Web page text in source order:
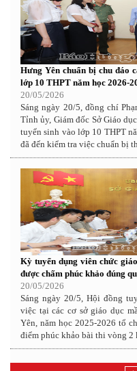
Hưng Yên chuẩn bị chu đáo
lớp 10 THPT năm học 2026-
20/05/2026
Sáng ngày 20/5, đồng chí
Tỉnh ủy, Giám đốc Sở Giáo
tuyển sinh vào lớp 10 THPT
đã đến kiểm tra việc chuẩn bị
Kỳ tuyển dụng viên chức
được chấm phúc khảo đúng
20/05/2026
Sáng ngày 20/5, Hội đồng
việc tại các cơ sở giáo dục
Yên, năm học 2025-2026 tổ
điểm phúc khảo bài thi vòng